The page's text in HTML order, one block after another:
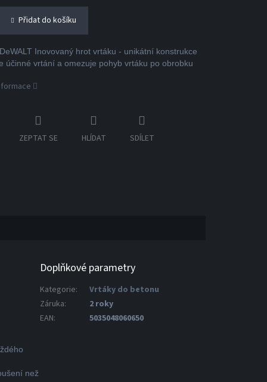
Přidat do košíku
Inovovaný hrot vrtáku - unikátní konstrukce
účinné vrtání a omezuje pohyb vrtáku po obrobku
ZEPTAT SE HLÍDAT SDÍLET
než
Doplňkové parametry
Kategorie:
Vrtáky do betonu
Záruka:
2 roky
EAN: 5035048060650